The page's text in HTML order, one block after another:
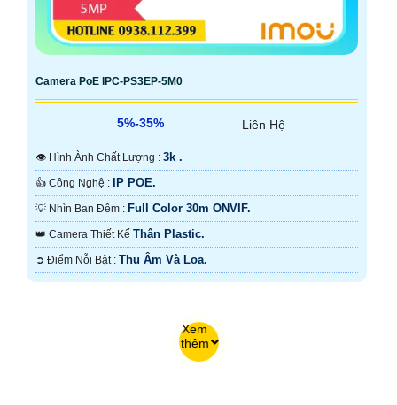
Camera PoE IPC-PS3EP-5M0
5%-35% Liên Hệ
👁 Hình Ành Chất Lượng : 3k .
👍 Công Nghệ : IP POE.
💡 Nhìn Ban Đêm : Full Color 30m ONVIF.
👑 Camera Thiết Kế Thân Plastic.
️➲ Điểm Nỗi Bật : Thu Âm Và Loa.
Xem
thêm